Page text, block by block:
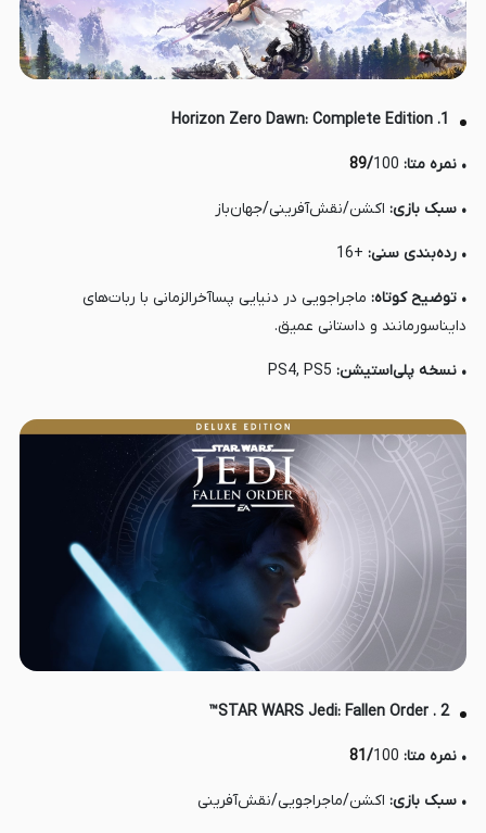
1. Horizon Zero Dawn: Complete Edition
• نمره متا: 89/100
• سبک بازی: اکشن/نقش‌آفرینی/جهان‌باز
• رده‌بندی سنی: +16
• توضیح کوتاه: ماجراجویی در دنیایی پسا‌آخرالزمانی با ربات‌های
دایناسورمانند و داستانی عمیق.
• نسخه پلی‌استیشن: PS4, PS5
2 . STAR WARS Jedi: Fallen Order™
• نمره متا: 81/100
• سبک بازی: اکشن/ماجراجویی/نقش‌آفرینی